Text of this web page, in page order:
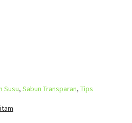
Susu, Sabun Transparan, Tips